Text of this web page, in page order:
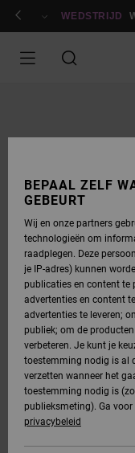
NAAR/ registrerenWEDSTRIJD
BEPAAL ZELF
GEBEURT
Wij en onze partners
technologieën om
raadplegen. Deze
je IP-adres) kunnen
publicaties en content te
advertenties en content
advertenties te leveren;
publiek; om de
verbeteren. Je kunt je
toestemming nodig is al
verzetten wanneer het
toestemming nodig is
publieksmeting). Ga
privacybeleid